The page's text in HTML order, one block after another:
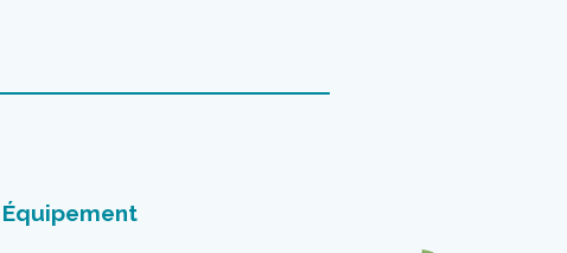
Équipement